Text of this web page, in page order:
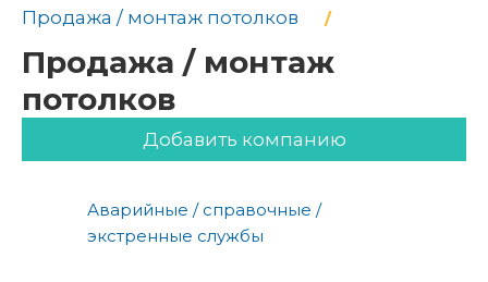
Продажа / монтаж потолков
Продажа / монтаж
потолков
Добавить компанию
Аварийные / справочные /
экстренные службы